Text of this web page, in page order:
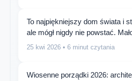
To najpiękniejszy dom świata i
ale mógł nigdy nie powstać.
25 kwi 2026 • 6 minut czytania
Wiosenne porządki 2026: